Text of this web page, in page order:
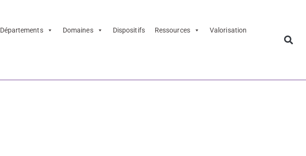
Départements Domaines Dispositifs Ressources Valorisation